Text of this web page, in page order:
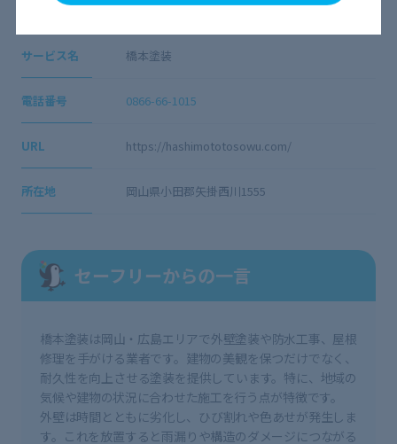
橋本塗装
サービス名 橋本塗装
電話番号 0866-66-1015
URL https://hashimototosowu.com/
所在地 岡山県小田郡矢掛西川1555
セーフリーからの一言
橋本塗装は岡山・広島エリアで外壁塗装や防水工事、屋根
修理を手がける業者です。建物の美観を保つだけでなく、
耐久性を向上させる塗装を提供しています。特に、地域の
気候や建物の状況に合わせた施工を行う点が特徴です。
外壁は時間とともに劣化し、ひび割れや色あせが発生しま
す。これを放置すると雨漏りや構造のダメージにつながる